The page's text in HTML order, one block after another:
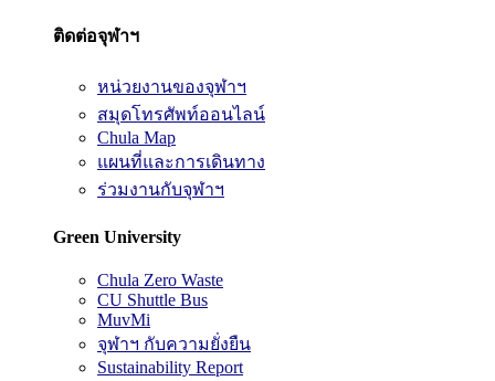
ติดต่อจุฬาฯ
หน่วยงานของจุฬาฯ
สมุดโทรศัพท์ออนไลน์
Chula Map
แผนที่และการเดินทาง
ร่วมงานกับจุฬาฯ
Green University
Chula Zero Waste
CU Shuttle Bus
MuvMi
จุฬาฯ กับความยั่งยืน
Sustainability Report